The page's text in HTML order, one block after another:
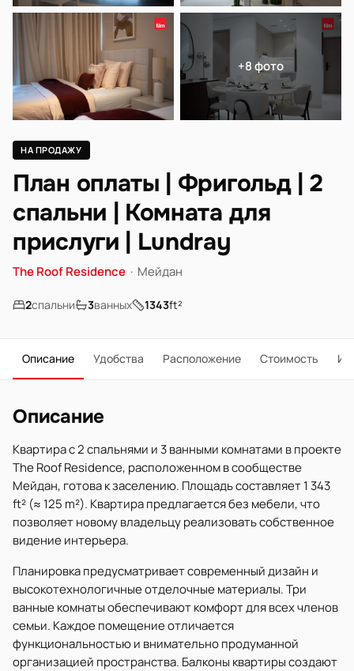
+8 фото
НА ПРОДАЖУ
План оплаты | Фригольд | 2
спальни | Комната для
прислуги | Lundray
The Roof Residence · Мейдан
2спальни 3ванных 1343ft²
Описание Удобства Расположение Стоимость
Описание
Квартира с 2 спальнями и 3 ванными комнатами в проекте
The Roof Residence, расположенном в сообществе
Мейдан, готова к заселению. Площадь составляет 1 343
ft² (≈ 125 m²). Квартира предлагается без мебели, что
позволяет новому владельцу реализовать собственное
видение интерьера.
Планировка предусматривает современный дизайн и
высокотехнологичные отделочные материалы. Три
ванные комнаты обеспечивают комфорт для всех членов
семьи. Каждое помещение отличается
функциональностью и внимательно продуманной
организацией пространства. Балконы квартиры создают